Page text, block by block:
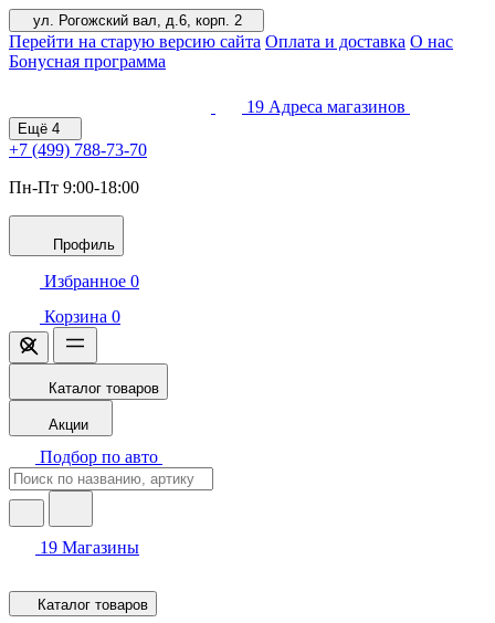
ул. Рогожский вал, д.6, корп. 2
Перейти на старую версию сайта Оплата и доставка О нас
Бонусная программа
19 Адреса магазинов
Ещё 4
+7 (499) 788-73-70
Пн-Пт 9:00-18:00
Профиль
Избранное 0
Корзина 0
Каталог товаров
Акции
Подбор по авто
19 Магазины
Каталог товаров